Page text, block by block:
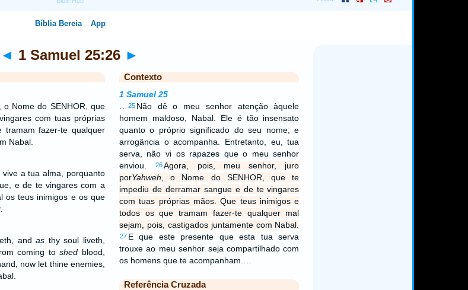
◄ 1 Samuel 25:26 ►
, o Nome do SENHOR, que
com tuas próprias
fazer-te qualquer
Nabal.
a tua alma, porquanto
e de te vingares com a
os teus inimigos e os que
andas thy soul liveth,
coming toshed blood,
now let thine enemies,
Contexto
1 Samuel 25
25 Não dê o meu senhor atenção àquele
homem maldoso, Nabal. Ele é tão insensato
quanto o próprio significado do seu nome; e
arrogância o acompanha. Entretanto, eu, tua
serva, não vi os rapazes que o meu senhor
enviou.
26Agora, pois, meu senhor, juro
porYahweh , o Nome do SENHOR, que te
impediu de derramar sangue e de te vingares
com tuas próprias mãos. Que teus inimigos e
todos os que tramam fazer-te qualquer mal
sejam, pois, castigados juntamente com Nabal.
27 E que este presente que esta tua serva
trouxe ao meu senhor seja compartilhado com
os homens que te acompanham.…
Referência Cruzada